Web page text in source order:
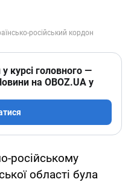
курсі головного —
на OBOZ.UA у
російському
області була